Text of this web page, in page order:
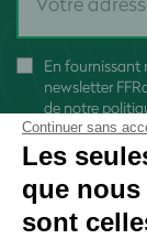
En fournissant
newsletter
de notre
Continuer sans
Les
que
sont